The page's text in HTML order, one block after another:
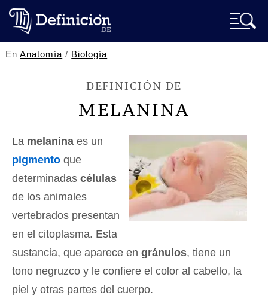
EnAnatomía / Biología
DEFINICIÓN DE
MELANINA
La melanina es un
pigmento que
determinadas células
de los animales
vertebrados presentan
en el citoplasma. Esta
sustancia, que aparece en gránulos, tiene un
tono negruzco y le confiere el color al cabello, la
piel y otras partes del cuerpo.